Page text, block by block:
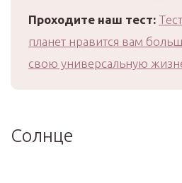
Проходите наш тест:
планет нравится вам
свою универсальную
Солнце